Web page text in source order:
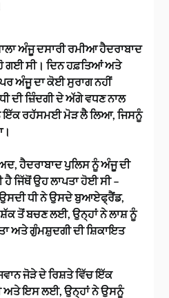
ਅੰਜੂ ਦਸਾਰੀ ਰਮੀਆ ਹੈਦਰਾਬਾਦ
ਗਈ ਸੀ। ਦਿਨ ਹਫ਼ਤਿਆਂ ਅਤੇ
ਅੰਜੂ ਦਾ ਕੋਈ ਸੁਰਾਗ ਨਹੀਂ
ਦੀ ਜ਼ਿੰਦਗੀ ਦੇ ਅੱਗੇ ਵਧਣ ਨਾਲ
ਇੱਕ ਰਹੱਸਮਈ ਮੋੜ ਲੈ ਲਿਆ, ਜਿਸਨੂੰ
ਹੈਦਰਾਬਾਦ ਪੁਲਿਸ ਨੂੰ ਅੰਜੂ ਦੀ
ਹੈ ਜਿੱਥੋਂ ਉਹ ਲਾਪਤਾ ਹੋਈ ਸੀ –
ਧੀ ਨੇ ਉਸਦੇ ਬੁਆਏਫ੍ਰੈਂਡ,
ਸ਼ੱਕ ਤੋਂ ਬਚਣ ਲਈ, ਉਨ੍ਹਾਂ ਨੇ ਲਾਸ਼ ਨੂੰ
ਅਤੇ ਗੁੰਮਸ਼ੁਦਗੀ ਦੀ ਸ਼ਿਕਾਇਤ
ਜੋੜੇ ਦੇ ਰਿਸ਼ਤੇ ਵਿੱਚ ਇੱਕ
ਅਤੇ ਇਸ ਲਈ, ਉਨ੍ਹਾਂ ਨੇ ਉਸਨੂੰ